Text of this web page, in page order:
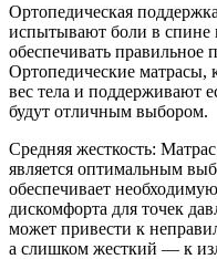
Ортопедическая
испытывают боли в спине
обеспечивать правильное
Ортопедические матрасы,
вес тела и поддерживают
будут отличным выбором.
Средняя жесткость:
является оптимальным
обеспечивает
дискомфорта для точек
может привести к
а слишком жесткий — к